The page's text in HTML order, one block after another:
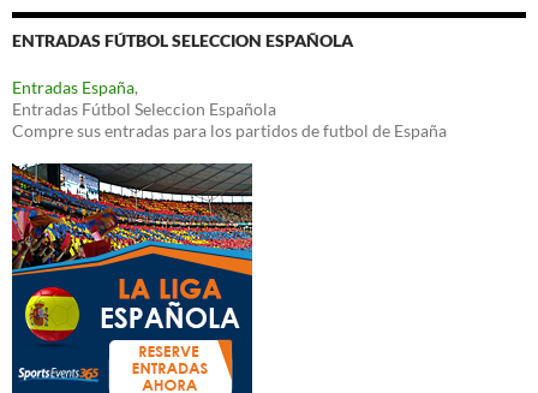
ENTRADAS FÚTBOL SELECCION ESPAÑOLA
Entradas España,
Entradas Fútbol Seleccion Española
Compre sus entradas para los partidos de futbol de España